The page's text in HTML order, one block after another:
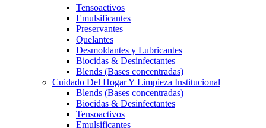
Tensoactivos
Emulsificantes
Preservantes
Quelantes
Desmoldantes y Lubricantes
Biocidas & Desinfectantes
Blends (Bases concentradas)
Cuidado Del Hogar Y Limpieza Institucional
Blends (Bases concentradas)
Biocidas & Desinfectantes
Tensoactivos
Emulsificantes